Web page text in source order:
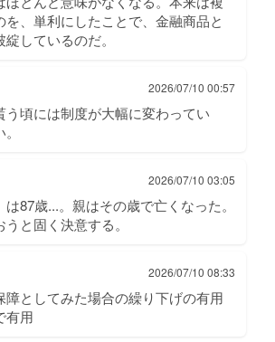
を、単利にしたことで、金融商品と
しているのだ。
2026/07/10 00:57
う頃には制度が大幅に変わってい
2026/07/10 03:05
は87歳...。親はその歳で亡くなった。
と固く決意する。
2026/07/10 08:33
障としてみた場合の繰り下げの有用
有用